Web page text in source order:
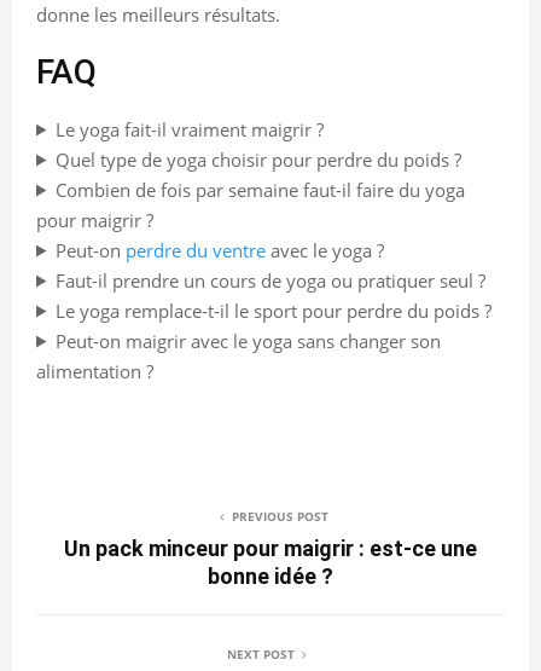
donne les meilleurs résultats.
FAQ
Le yoga fait-il vraiment maigrir ?
Quel type de yoga choisir pour perdre du poids ?
Combien de fois par semaine faut-il faire du yoga
pour maigrir ?
Peut-on perdre du ventreavec le yoga ?
Faut-il prendre un cours de yoga ou pratiquer seul ?
Le yoga remplace-t-il le sport pour perdre du poids ?
Peut-on maigrir avec le yoga sans changer son
alimentation ?
PREVIOUS POST
Un pack minceur pour maigrir : est-ce une
bonne idée ?
NEXT POST